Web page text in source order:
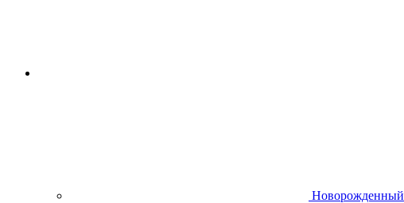
Новорожденный